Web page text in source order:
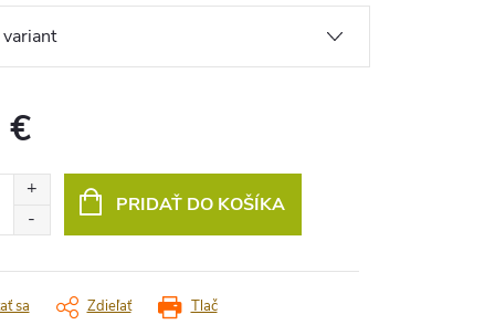
€
PRIDAŤ DO KOŠÍKA
Tlač
sa Zdieľať